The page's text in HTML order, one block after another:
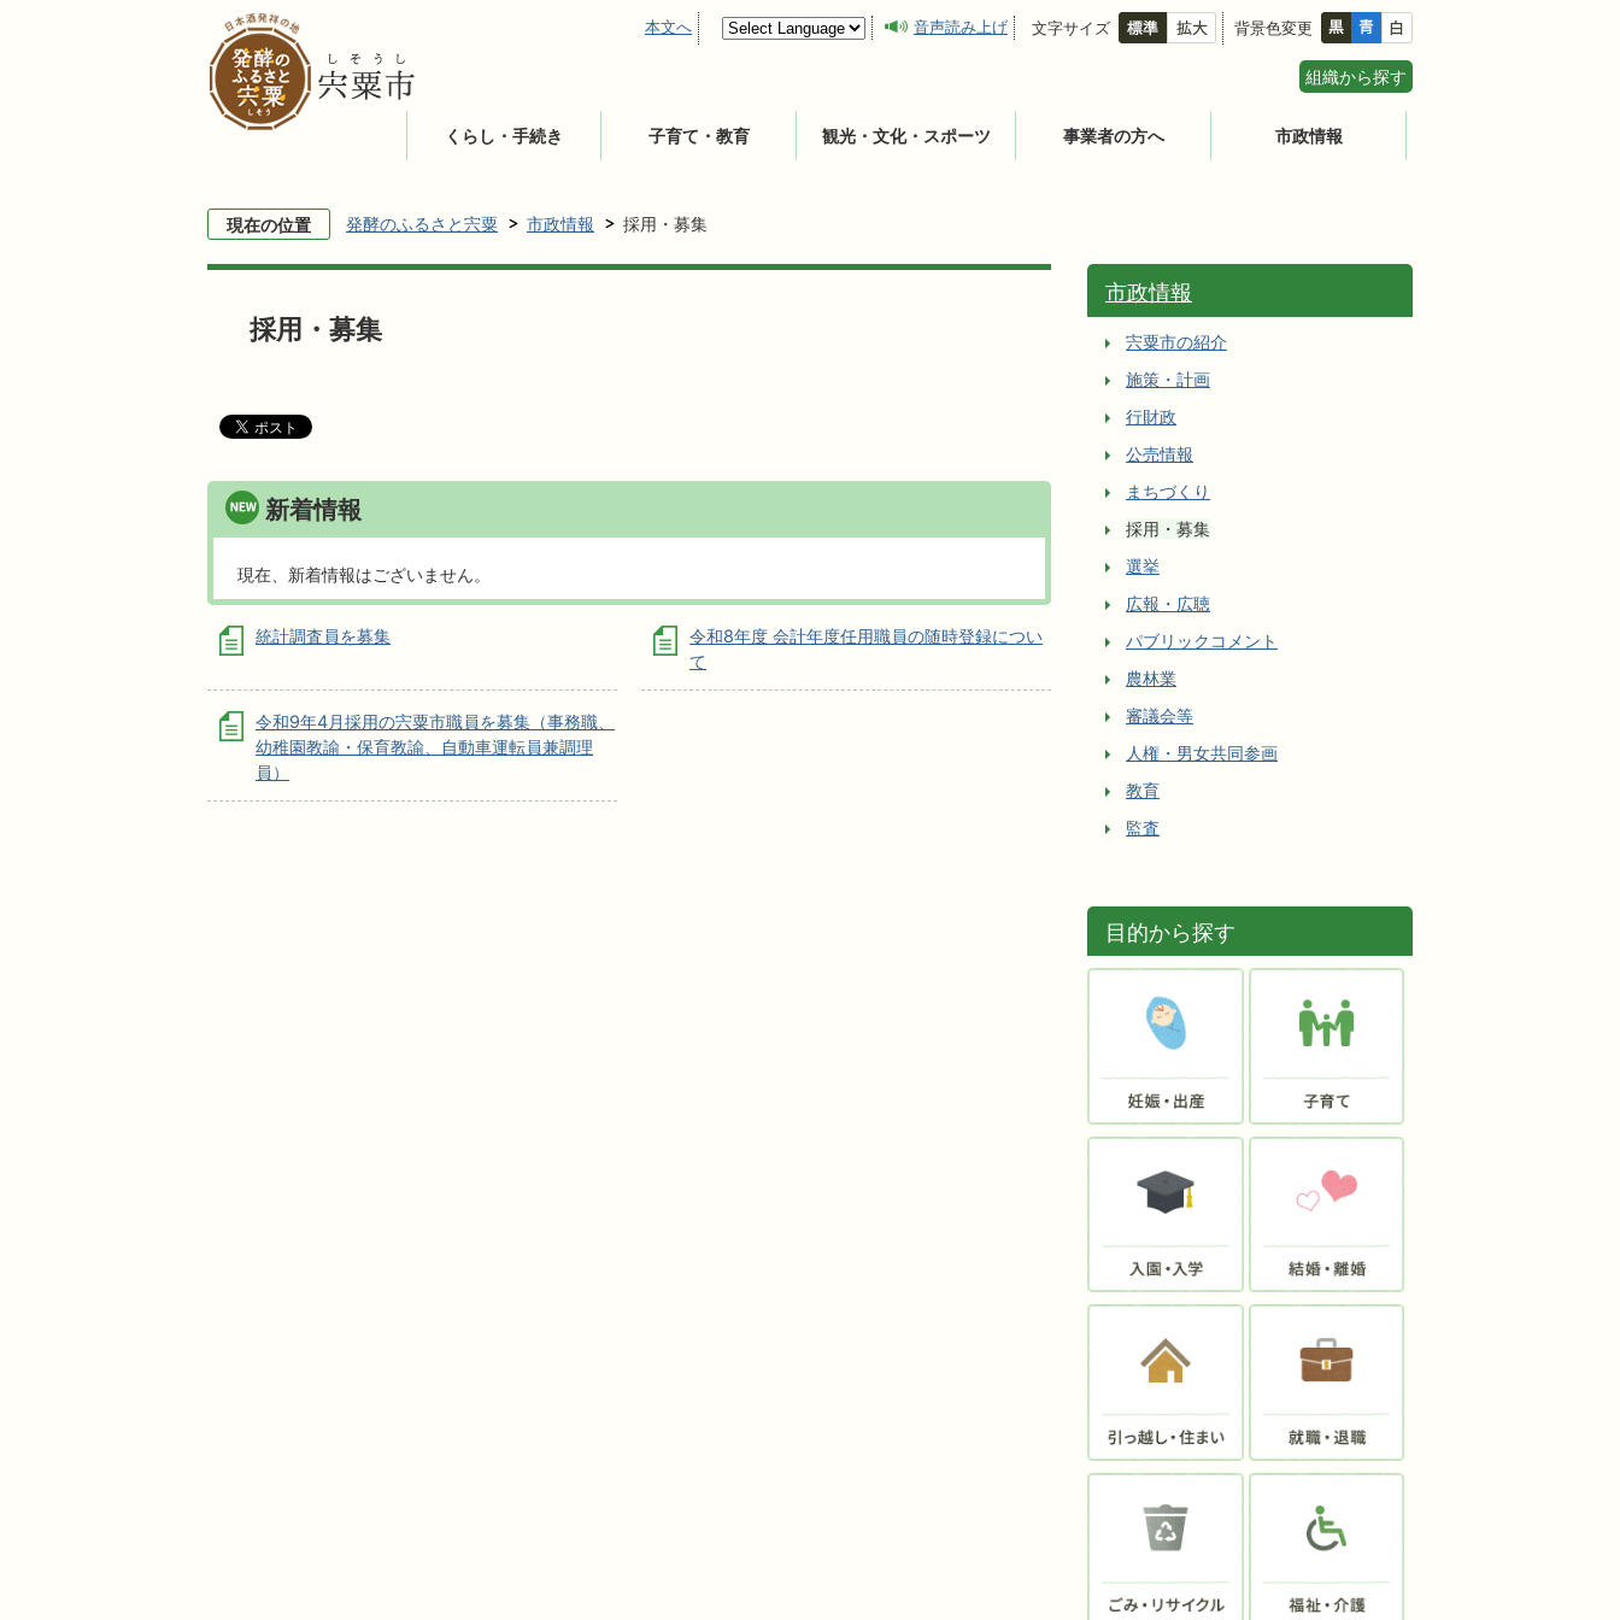
本文へ 音声読み上げ 文字サイズ 背景色変更
組織から探す
くらし・手続き 子育て・教育 観光・文化・スポーツ 事業者の方へ 市政情報
現在の位置 発酵のふるさと宍粟 市政情報 採用・募集
採用・募集
新着情報
現在、新着情報はございません。
統計調査員を募集
令和8年度 会計年度任用職員の随時登録につい
て
令和9年4月採用の宍粟市職員を募集（事務職、
幼稚園教諭・保育教諭、自動車運転員兼調理
員）
市政情報
宍粟市の紹介
施策・計画
行財政
公売情報
まちづくり
採用・募集
選挙
広報・広聴
パブリックコメント
農林業
審議会等
人権・男女共同参画
教育
監査
目的から探す